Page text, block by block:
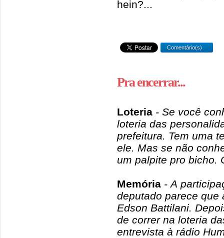
hein?...
Comentário(s)
Pra encerrar...
Loteria - Se você
loteria das
prefeitura. Tem uma
ele. Mas se não
um palpite pro bicho.
Memória - A
deputado parece que
Edson Battilani.
de correr na loteria
entrevista à rádio